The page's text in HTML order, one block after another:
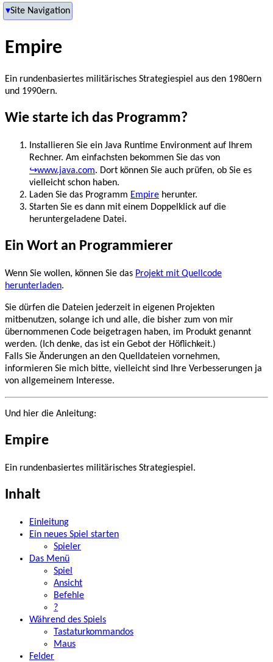
Site Navigation
Site Navigation
Empire
Ein rundenbasiertes militärisches Strategiespiel aus den 1980ern
und 1990ern.
Wie starte ich das Programm?
Installieren Sie ein Java Runtime Environment auf Ihrem
Rechner. Am einfachsten bekommen Sie das von
www.java.com. Dort können Sie auch prüfen, ob Sie es
vielleicht schon haben.
Laden Sie das Programm Empire herunter.
Starten Sie es dann mit einem Doppelklick auf die
heruntergeladene Datei.
Ein Wort an Programmierer
Wenn Sie wollen, können Sie das Projekt mit Quellcode
herunterladen.
Sie dürfen die Dateien jederzeit in eigenen Projekten
mitbenutzen, solange ich und alle, die bisher zum von mir
übernommenen Code beigetragen haben, im Produkt genannt
werden. (Ich denke, das ist ein Gebot der Höflichkeit.)
Falls Sie Änderungen an den Quelldateien vornehmen,
informieren Sie mich bitte, vielleicht sind Ihre Verbesserungen ja
von allgemeinem Interesse.
Und hier die Anleitung:
Empire
Ein rundenbasiertes militärisches Strategiespiel.
Inhalt
Einleitung
Ein neues Spiel starten
Spieler
Das Menü
Spiel
Ansicht
Befehle
?
Während des Spiels
Tastaturkommandos
Maus
Felder